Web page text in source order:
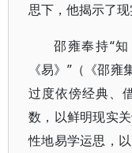
思下，他揭示了现
邵雍奉持“
《易》”（《邵
过度依傍经典、
数，以鲜明现实
性地易学运思，